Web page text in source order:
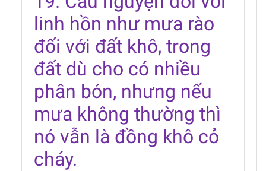
linh hồn như mưa rào
đối với đất khô, trong
đất dù cho có nhiều
phân bón, nhưng nếu
mưa không thường thì
nó vẫn là đồng khô cỏ
cháy.